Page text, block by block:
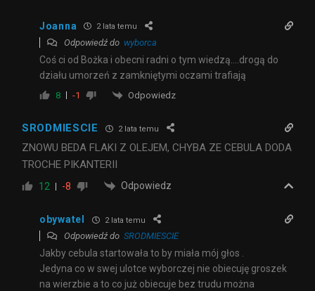
Joanna 2 lata temu
Odpowiedź do wyborca
Coś ci od Bożka i obecni radni o tym wiedzą….drogą do
działu umorzeń z zamkniętymi oczami trafiają
8 -1 Odpowiedz
SRODMIESCIE 2 lata temu
ZNOWU BEDA FLAKI Z OLEJEM, CHYBA ZE CEBULA DODA
TROCHE PIKANTERII
12 -8 Odpowiedz
obywatel 2 lata temu
Odpowiedź do SRODMIESCIE
Jakby cebula startowała to by miała mój głos .
Jedyna co w swej ulotce wyborczej nie obiecuję groszek
na wierzbie a to co już obiecuje bez trudu można